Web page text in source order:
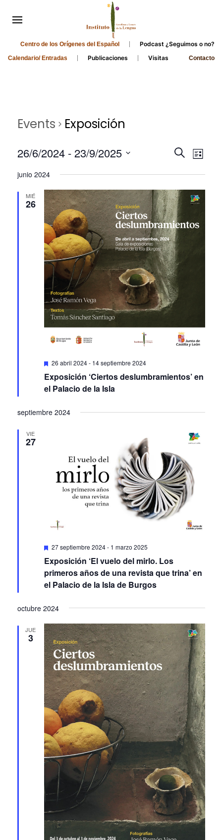
Centro de los Orígenes del Español Podcast ¿Seguimos o no?
Calendario/ Entradas Publicaciones Visitas Contacto
Events Exposición
Events
and
Views
Search
List
26/6/2024 - 23/9/2025
date.
junio 2024
MIÉ
26
Featured
26 abril 2024- 14 septiembre 2024
Exposición ‘Ciertos deslumbramientos’ en
el Palacio de la Isla
septiembre 2024
VIE
27
Featured
27 septiembre 2024- 1 marzo 2025
Exposición ‘El vuelo del mirlo. Los
primeros años de una revista que trina’ en
el Palacio de la Isla de Burgos
octubre 2024
JUE
3